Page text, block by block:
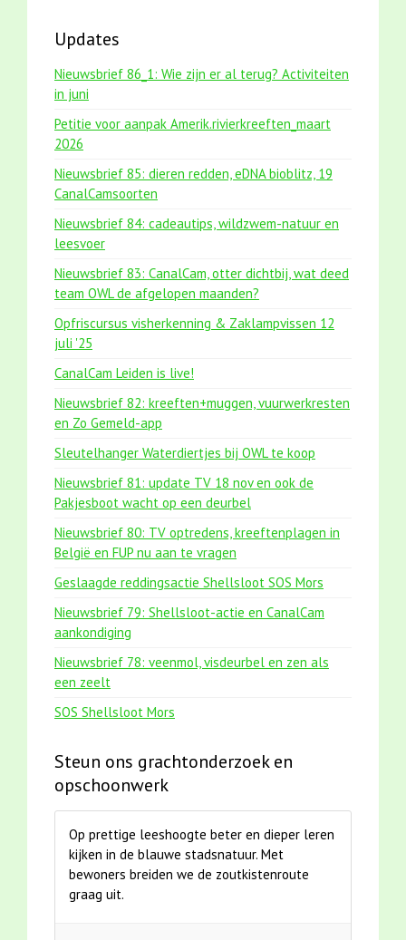
Updates
Nieuwsbrief 86_1: Wie zijn er al terug? Activiteiten
in juni
Petitie voor aanpak Amerik.rivierkreeften_maart
2026
Nieuwsbrief 85: dieren redden, eDNA bioblitz, 19
CanalCamsoorten
Nieuwsbrief 84: cadeautips, wildzwem-natuur en
leesvoer
Nieuwsbrief 83: CanalCam, otter dichtbij, wat deed
team OWL de afgelopen maanden?
Opfriscursus visherkenning & Zaklampvissen 12
juli '25
CanalCam Leiden is live!
Nieuwsbrief 82: kreeften+muggen, vuurwerkresten
en Zo Gemeld-app
Sleutelhanger Waterdiertjes bij OWL te koop
Nieuwsbrief 81: update TV 18 nov en ook de
Pakjesboot wacht op een deurbel
Nieuwsbrief 80: TV optredens, kreeftenplagen in
België en FUP nu aan te vragen
Geslaagde reddingsactie Shellsloot SOS Mors
Nieuwsbrief 79: Shellsloot-actie en CanalCam
aankondiging
Nieuwsbrief 78: veenmol, visdeurbel en zen als
een zeelt
SOS Shellsloot Mors
Steun ons grachtonderzoek en
opschoonwerk
Op prettige leeshoogte beter en dieper leren
kijken in de blauwe stadsnatuur. Met
bewoners breiden we de zoutkistenroute
graag uit.